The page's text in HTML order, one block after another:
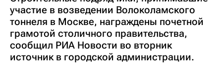
участие в возведении Волоколамского
тоннеля в Москве, награждены почетной
грамотой столичного правительства,
сообщил РИА Новости во вторник
источник в городской администрации.